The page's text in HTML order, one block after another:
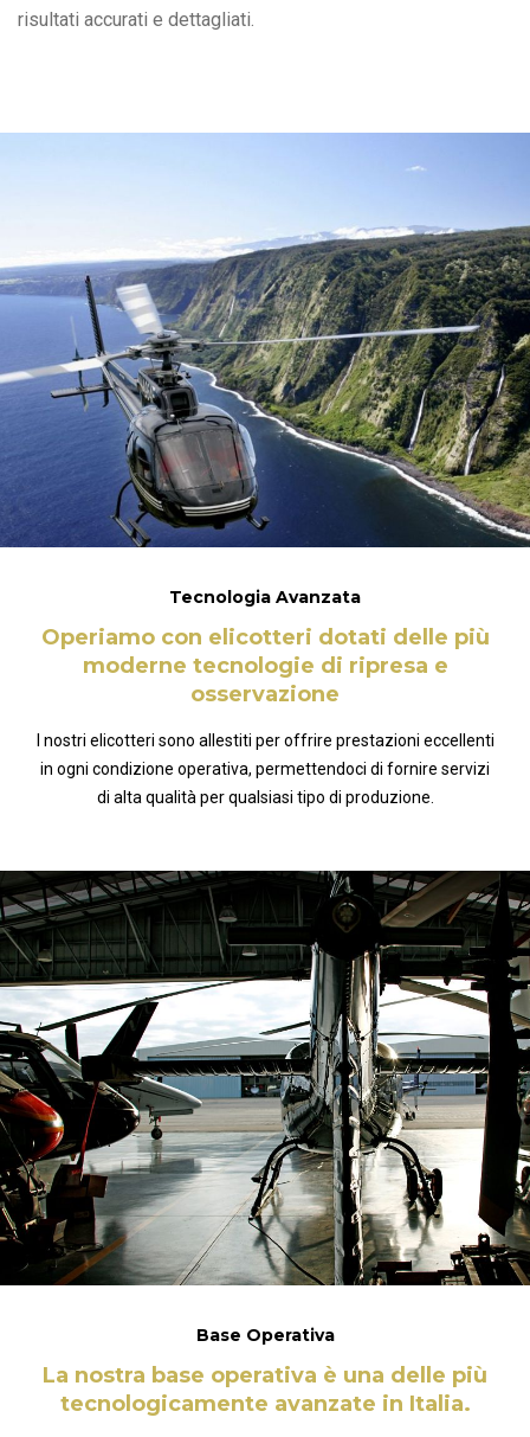
risultati accurati e dettagliati.
Tecnologia Avanzata
Operiamo con elicotteri dotati delle più
moderne tecnologie di ripresa e
osservazione
I nostri elicotteri sono allestiti per offrire prestazioni eccellenti
in ogni condizione operativa, permettendoci di fornire servizi
di alta qualità per qualsiasi tipo di produzione.
Base Operativa
La nostra base operativa è una delle più
tecnologicamente avanzate in Italia.